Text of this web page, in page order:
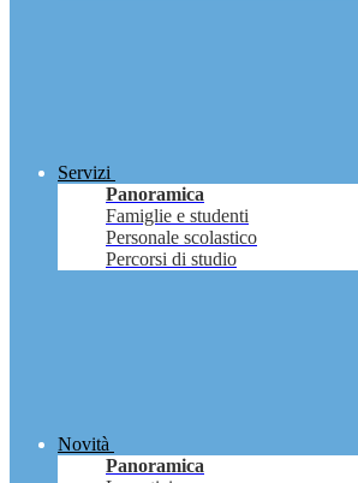
Servizi
Panoramica
Famiglie e studenti
Personale scolastico
Percorsi di studio
Novità
Panoramica